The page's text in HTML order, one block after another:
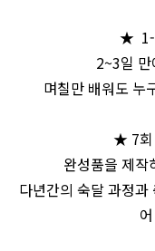
★ 1-
2~3일 만
며칠만 배워도 누
★ 7회
완성품을 제작
다년간의 숙달 과정